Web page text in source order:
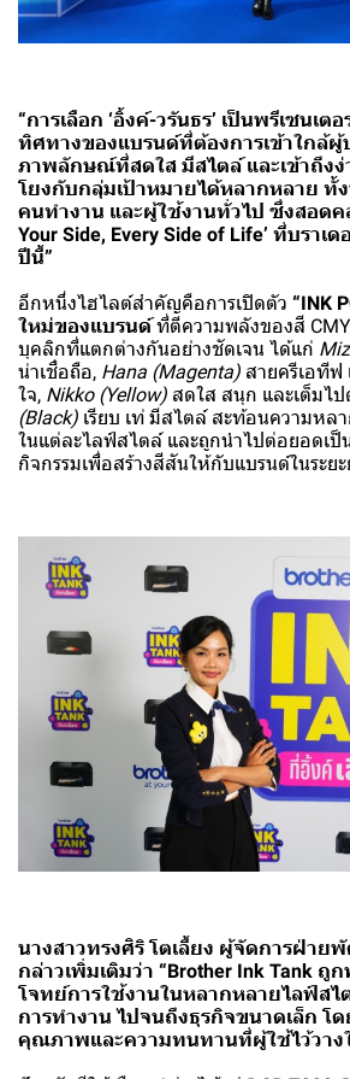
“การเลือก ‘อิ้งค์-วรันธร’ เป็นพรีเซนเต
ทิศทางของแบรนด์ที่ต้องการเข้าใกล้
ภาพลักษณ์ที่สดใส มีสไตล์ และเข้าถึงง่
โยงกับกลุ่มเป้าหมายได้หลากหลาย ทั้
คนทำงาน และผู้ใช้งานทั่วไป ซึ่งสอดค
Your Side, Every Side of Life’ ที่บราเ
ปีนี้”
อีกหนึ่งไฮไลต์สำคัญคือการเปิดตัว “INK
ใหม่ของแบรนด์ที่ตีความพลังของสี
บุคลิกที่แตกต่างกันอย่างชัดเจน ได้แก่
น่าเชื่อถือ, Hana (Magenta) สายครีเอทีฟ
ใจ, Nikko (Yellow) สดใส สนุก และเต็มไ
(Black) เรียบ เท่ มีสไตล์ สะท้อนความหล
ในแต่ละไลฟ์สไตล์ และถูกนำไปต่อยอดเป็
กิจกรรมเพื่อสร้างสีสันให้กับแบรนด์ในระยะ
นางสาวทรงศิริ โตเลี้ยง ผู้จัดการฝ่า
กล่าวเพิ่มเติมว่า “Brother Ink Tank
โจทย์การใช้งานในหลากหลายไลฟ์สไ
การทำงาน ไปจนถึงธุรกิจขนาดเล็ก โ
คุณภาพและความทนทานที่ผู้ใช้ไว้วาง